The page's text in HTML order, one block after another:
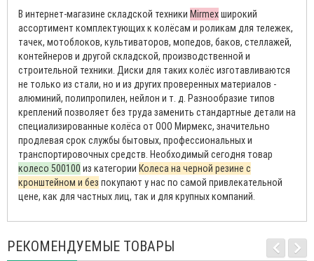
В интернет-магазине складской техники Mirmexширокий
ассортимент комплектующих к колёсам и роликам для тележек,
тачек, мотоблоков, культиваторов, мопедов, баков, стеллажей,
контейнеров и другой складской, производственной и
строительной техники. Диски для таких колёс изготавливаются
не только из стали, но и из других проверенных материалов -
алюминий, полипропилен, нейлон и т. д. Разнообразие типов
креплений позволяет без труда заменить стандартные детали на
специализированные колёса от ООО Мирмекс, значительно
продлевая срок службы бытовых, профессиональных и
транспортировочных средств. Необходимый сегодня товар
колесо 500100 из категории Колеса на черной резине с
кронштейном и без покупают у нас по самой привлекательной
цене, как для частных лиц, так и для крупных компаний.
РЕКОМЕНДУЕМЫЕ ТОВАРЫ